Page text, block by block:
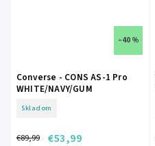
–40 %
Converse - CONS AS-1 Pro
WHITE/NAVY/GUM
Skladom
€89,99 €53,99